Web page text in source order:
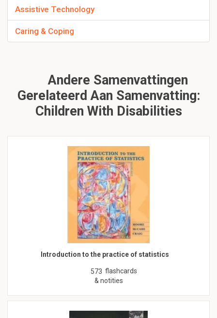
Assistive Technology
Caring & Coping
Andere Samenvattingen
Gerelateerd Aan Samenvatting:
Children With Disabilities
Introduction to the practice of statistics
573 flashcards
& notities